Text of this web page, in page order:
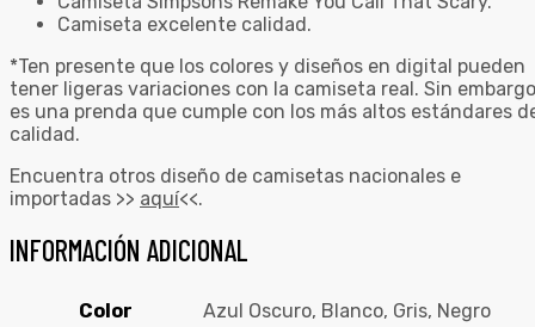
Camiseta excelente calidad.
*Ten presente que los colores y diseños en digital pueden
tener ligeras variaciones con la camiseta real. Sin
es una prenda que cumple con los más altos estándares
calidad.
Encuentra otros diseño de camisetas nacionales e
importadas >> aquí<<.
INFORMACIÓN ADICIONAL
Color Azul Oscuro, Blanco, Gris, Negro